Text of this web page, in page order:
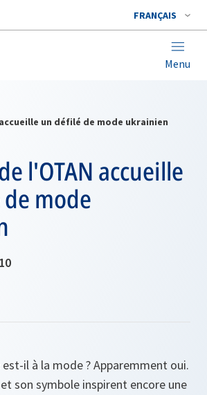
FRANÇAIS
Menu
un défilé de mode ukrainien
l'OTAN accueille
mode
il à la mode ? Apparemment oui.
son symbole inspirent encore une